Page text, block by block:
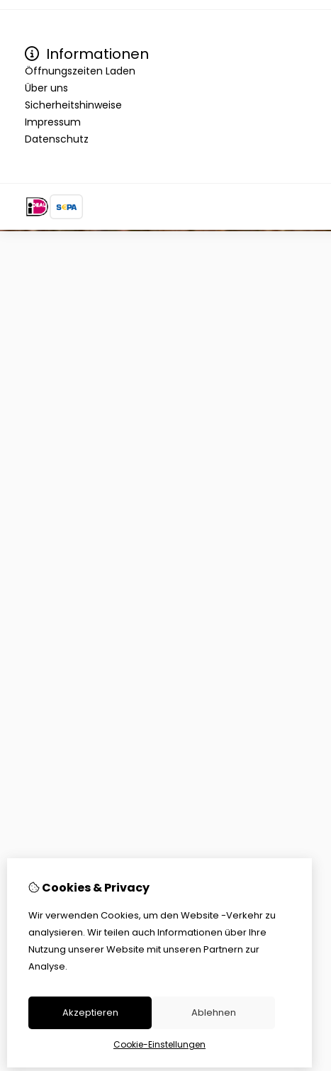
Informationen
Öffnungszeiten Laden
Über uns
Sicherheitshinweise
Impressum
Datenschutz
Cookies & Privacy
Wir verwenden Cookies, um den Website -Verkehr zu
analysieren. Wir teilen auch Informationen über Ihre
Nutzung unserer Website mit unseren Partnern zur
Analyse.
Akzeptieren Ablehnen
Cookie-Einstellungen